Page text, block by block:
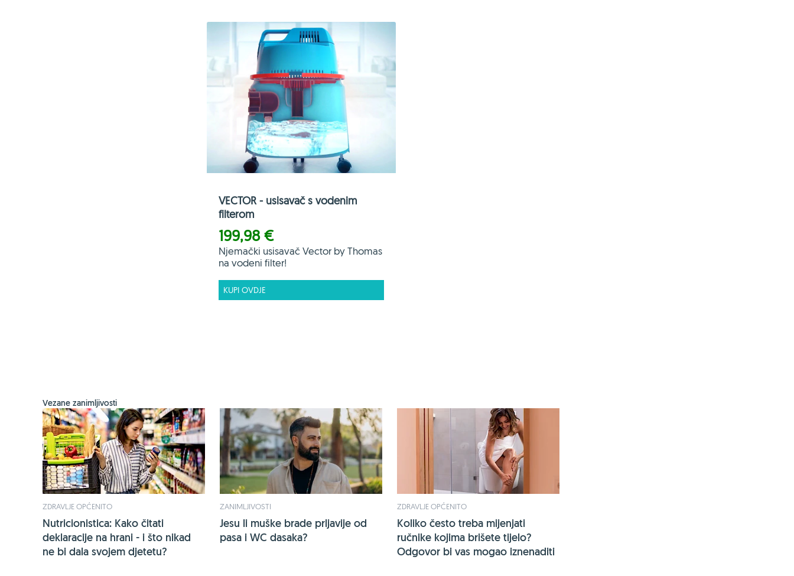
VECTOR - usisavač s vodenim
filterom
199,98 €
Njemački usisavač Vector by Thomas
na vodeni filter!
KUPI OVDJE
Vezane zanimljivosti
ZDRAVLJE OPĆENITO
Nutricionistica: Kako čitati
deklaracije na hrani - i što nikad
ne bi dala svojem djetetu?
ZANIMLJIVOSTI
Jesu li muške brade prljavije od
pasa i WC dasaka?
ZDRAVLJE OPĆENITO
Koliko često treba mijenjati
ručnike kojima brišete tijelo?
Odgovor bi vas mogao iznenaditi